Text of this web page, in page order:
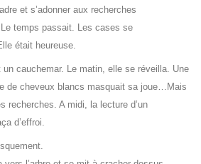
et s’adonner aux recherches
temps passait. Les cases se
était heureuse.
un cauchemar. Le matin, elle se réveilla. Une
de cheveux blancs masquait sa joue…Mais
recherches. A midi, la lecture d’un
d’effroi.